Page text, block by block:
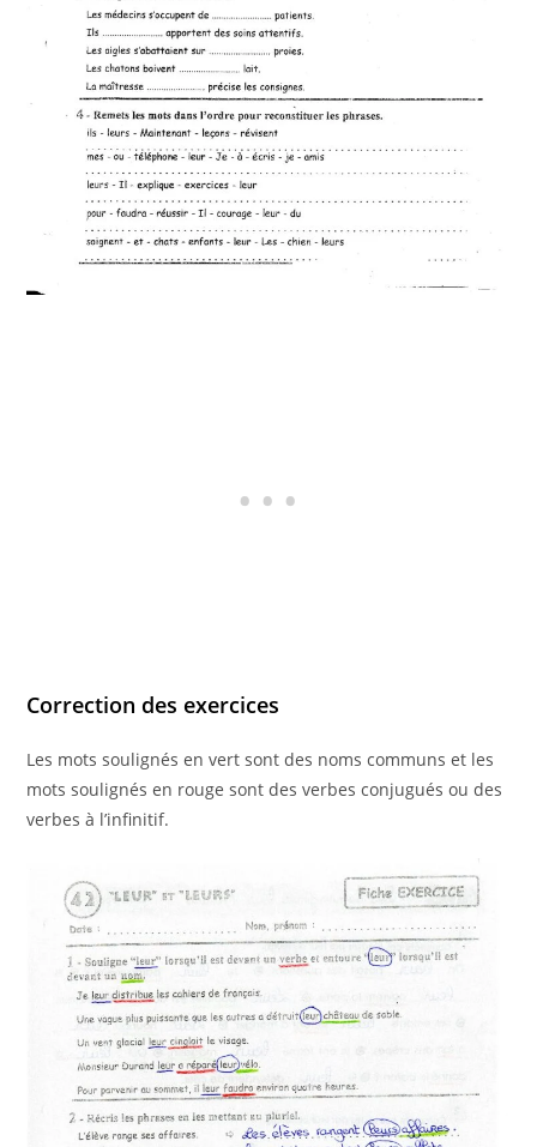
Correction des exercices
Les mots soulignés en vert sont des noms communs et les
mots soulignés en rouge sont des verbes conjugués ou des
verbes à l’infinitif.